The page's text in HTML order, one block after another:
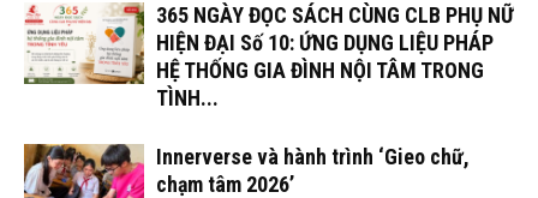
365 NGÀY ĐỌC SÁCH CÙNG CLB PHỤ NỮ
HIỆN ĐẠI Số 10: ỨNG DỤNG LIỆU PHÁP
HỆ THỐNG GIA ĐÌNH NỘI TÂM TRONG
TÌNH...
Innerverse và hành trình ‘Gieo chữ,
chạm tâm 2026’